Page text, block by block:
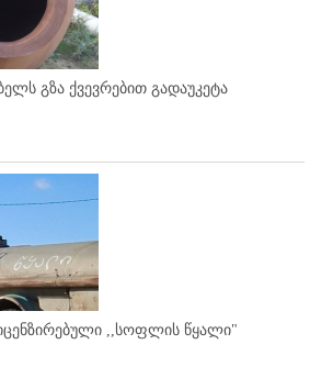
გზა ქვევრებით გადაუკეტა
,,სოფლის წყალი"